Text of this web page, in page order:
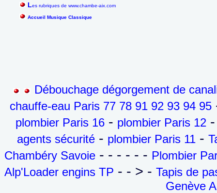
Les rubriques de www.chambe-aix.com
Accueil Musique Classique
Débouchage dégorgement de
chauffe-eau Paris 77 78 91 92 93 94 95
plombier Paris 16 - plombier Paris 12
agents sécurité - plombier Paris 11 -
Chambéry Savoie - - - - - - Plombier
Alp'Loader engins TP - - > - Tapis de
Genève